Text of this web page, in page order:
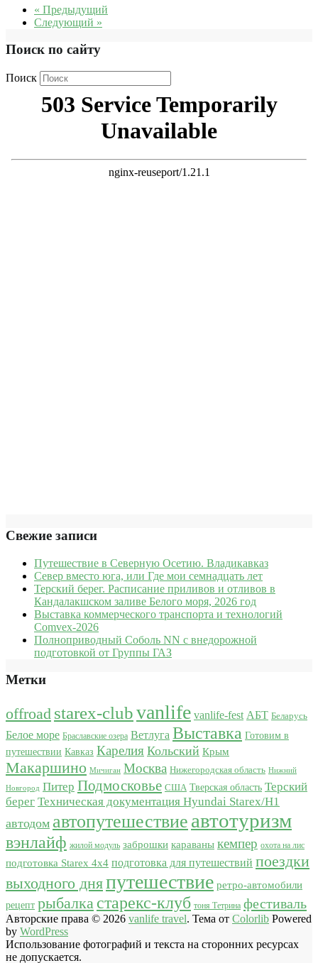
« Предыдущий
Следующий »
Поиск по сайту
Поиск
Свежие записи
Путешествие в Северную Осетию. Владикавказ
Север вместо юга, или Где мои семнадцать лет
Терский берег. Расписание приливов и отливов в
Кандалакшском заливе Белого моря, 2026 год
Выставка коммерческого транспорта и технологий
Comvex-2026
Полноприводный Соболь NN с внедорожной
подготовкой от Группы ГАЗ
Метки
offroad starex-clubvanlife vanlife-fest АБТ Беларусь
Белое море Браславские озера Ветлуга Выставка Готовим в
путешествии Кавказ Карелия Кольский Крым
Макаршино Мичиган Москва Нижегородская область Нижний
Новгород Питер Подмосковье США Тверская область Терский
берег Техническая документация Hyundai Starex/H1
автодом автопутешествие автотуризм
вэнлайф жилой модуль заброшки караваны кемпер охота на лис
подготовка Starex 4x4 подготовка для путешествий поездки
выходного дняпутешествие ретро-автомобили
рецепт рыбалка старекс-клуб тоня Тетрина фестиваль
Авторские права © 2026 vanlife travel. Тема от Colorlib Powered
by WordPress
Использование фотографий и текста на сторонних ресурсах
не допускается.